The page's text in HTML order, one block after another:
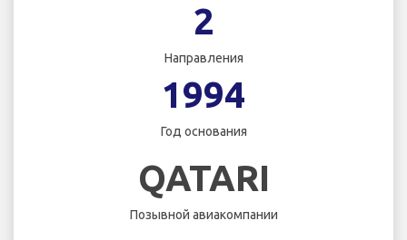
2
Направления
1994
Год основания
QATARI
Позывной авиакомпании